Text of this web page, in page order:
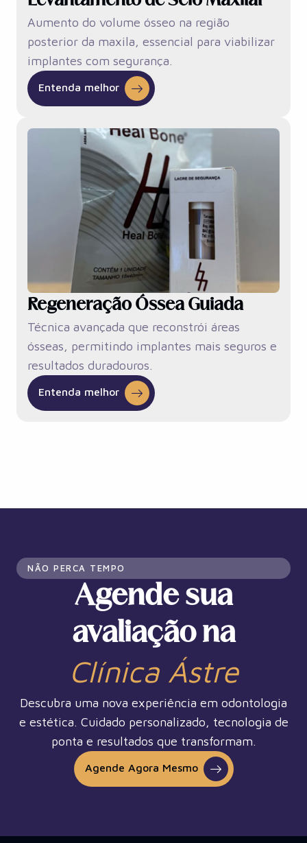
Aumento do volume ósseo na região
posterior da maxila, essencial para viabilizar
implantes com segurança.
Entenda melhor
Regeneração Óssea Guiada
Técnica avançada que reconstrói áreas
ósseas, permitindo implantes mais seguros e
resultados duradouros.
Entenda melhor
NÃO PERCA TEMPO
Agende sua
avaliação na
Clínica Ástre
Descubra uma nova experiência em odontologia
e estética. Cuidado personalizado, tecnologia de
ponta e resultados que transformam.
Agende Agora Mesmo